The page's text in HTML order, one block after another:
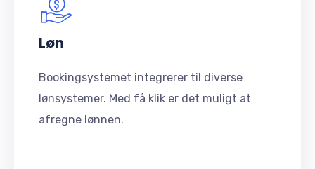
Løn
Bookingsystemet integrerer til diverse
lønsystemer. Med få klik er det muligt at
afregne lønnen.